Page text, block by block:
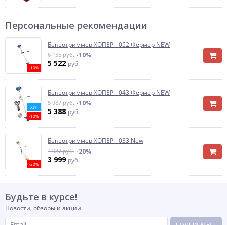
Персональные рекомендации
-10%
Бензотриммер ХОПЕР - 052 Фермер NEW
6 135 руб. -10%
5 522 руб.
ХИТ
-10%
Бензотриммер ХОПЕР - 043 Фермер NEW
5 987 руб. -10%
5 388 руб.
-20%
Бензотриммер ХОПЕР - 033 New
4 987 руб. -20%
3 999 руб.
Будьте в курсе!
Новости, обзоры и акции